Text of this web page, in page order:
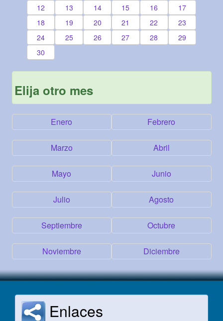
12
13 14 15 16
17
18
19 20 21 22
23
24
25 26 27 28
29
30
Elija otro mes
Enero Febrero
Marzo Abril
Mayo Junio
Julio Agosto
Septiembre Octubre
Noviembre Diciembre
Enlaces